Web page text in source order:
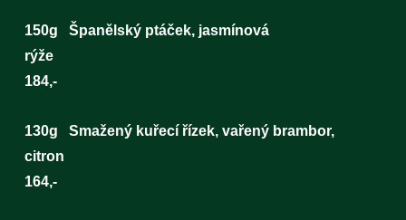
150g Španělský ptáček, jasmínová
184,-
130g Smažený kuřecí řízek, vařený brambor,
citron
164,-